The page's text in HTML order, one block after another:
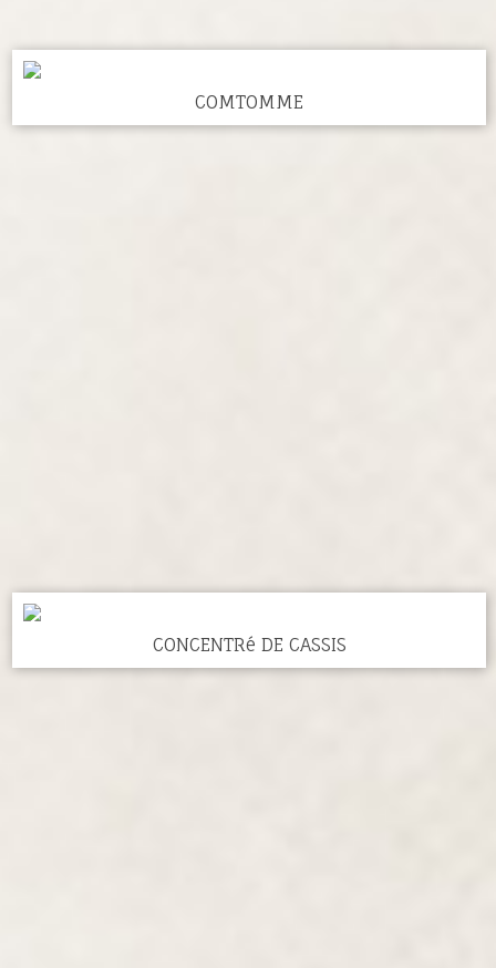
COMTOMME
CONCENTRé DE CASSIS